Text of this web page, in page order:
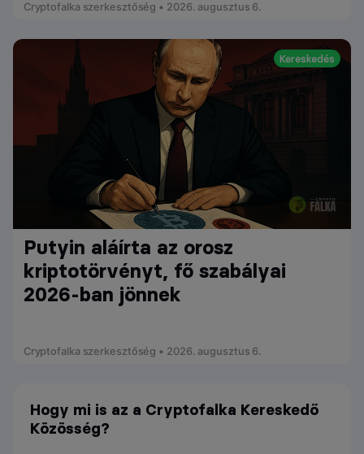
Cryptofalka szerkesztőség • 2026. augusztus 6.
Kereskedés
Putyin aláírta az orosz
kriptotörvényt, fő szabályai
2026-ban jönnek
Cryptofalka szerkesztőség • 2026. augusztus 6.
Hogy mi is az a Cryptofalka Kereskedő
Közösség?